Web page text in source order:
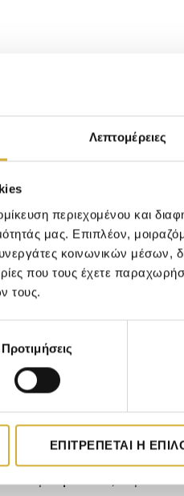
Λεπτομέρειες
περιεχομένου και
μας. Επιπλέον,
κοινωνικών μέσων,
που τους έχετε
τους.
Προτιμήσεις
ΕΠΙΤΡΈΠΕΤΑΙ Η
από την υπόλοιπη
εκτός από το
πόρους του δέρματος.
νεανική.
μάτια σας;
δεν νοείται
ανάλογα με τις
στην αφαίρεση του
νερό ή αλλιώς νερό